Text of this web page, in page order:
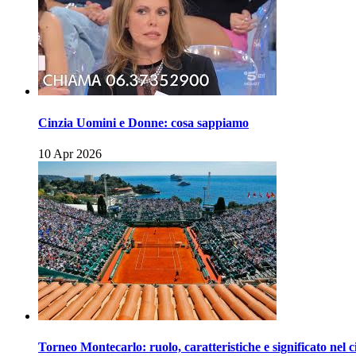
Cinzia Uomini e Donne: cosa sappiamo
10 Apr 2026
Torneo Montecarlo: ruolo, caratteristiche e significato nel